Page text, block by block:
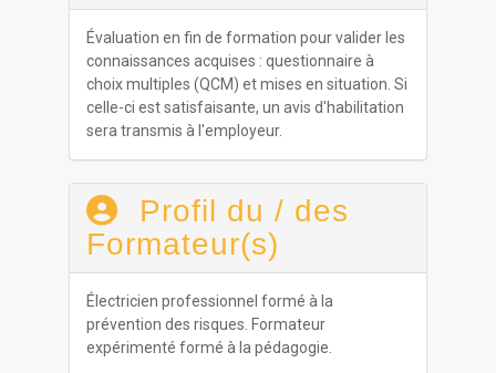
Évaluation en fin de formation pour valider les
connaissances acquises : questionnaire à
choix multiples (QCM) et mises en situation. Si
celle-ci est satisfaisante, un avis d'habilitation
sera transmis à l'employeur.
Profil du / des
Formateur(s)
Électricien professionnel formé à la
prévention des risques. Formateur
expérimenté formé à la pédagogie.